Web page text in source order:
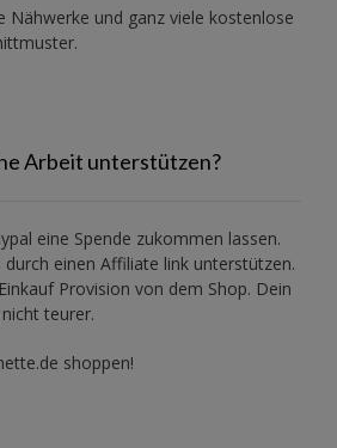
Nähwerke und ganz viele kostenlose
Arbeit unterstützen?
eine Spende zukommen lassen.
einen Affiliate link unterstützen.
Provision von dem Shop. Dein
teurer.
shoppen!